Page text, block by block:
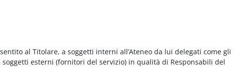
al Titolare, a soggetti interni all’Ateneo da lui delegati come gli
esterni (fornitori del servizio) in qualità di Responsabili del